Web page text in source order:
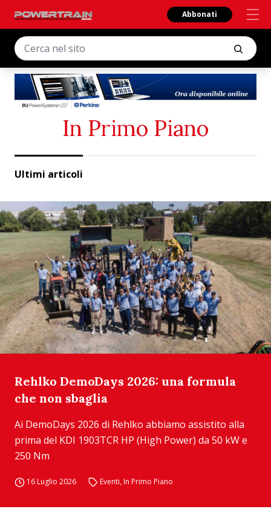
Abbonati
In Primo Piano
Ultimi articoli
Rehlko DemoDays 2026: una formula
che non sbaglia
Ai DemoDays 2026 di Rehlko abbiamo assistito alla
prima del KDI 1903TCR HP (High Power) da 50 kW e
250 Nm
16 Luglio 2026 Eventi, In Primo Piano